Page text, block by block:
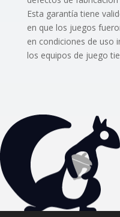
Esta garantía tiene
en que los juegos
en condiciones de uso
los equipos de juego